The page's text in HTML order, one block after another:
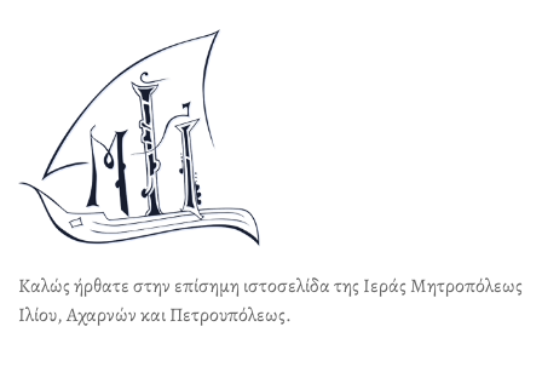
Καλώς ήρθατε στην επίσημη ιστοσελίδα της Ιεράς Μητροπόλεως
Ιλίου, Αχαρνών και Πετρουπόλεως.